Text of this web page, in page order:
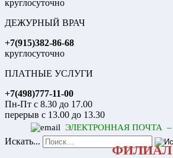
круглосуточно
ДЕЖУРНЫЙ ВРАЧ
+7(915)382-86-68
круглосуточно
ПЛАТНЫЕ УСЛУГИ
+7(498)777-11-00
Пн-Пт с 8.30 до 17.00
перерыв с 13.00 до 13.30
ЭЛЕКТРОННАЯ ПОЧТА –
Искать...
ФИЛИАЛ